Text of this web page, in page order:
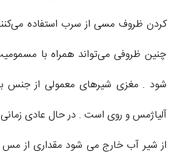
کردن ظروف مسی از سرب استفاده
چنین ظروفی می‌تواند همراه با
شود . مغزی شیرهای معمولی از جنس
آلیاژمس و روی است . در حال عادی
از شیر آب خارج می شود مقداری از